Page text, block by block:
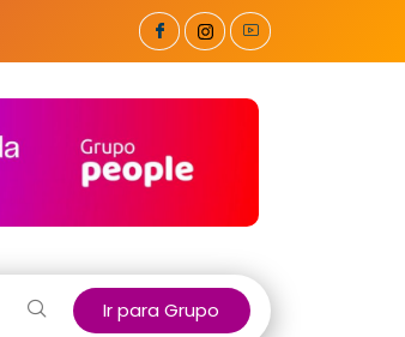
Ir para Grupo